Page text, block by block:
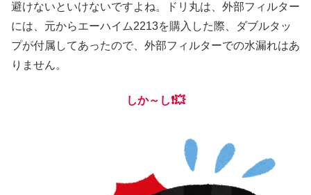
避けないといけないですよね。ドリ丸は、外部フィルター
には、元からエーハイム2213を購入した際、ダブルタッ
プが付属してあったので、外部フィルターでの水漏れはあ
りません。
しか～し❗💥